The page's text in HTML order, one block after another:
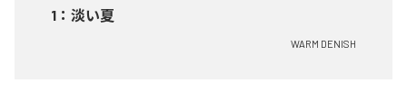
1 ： 淡い夏
WARM DENISH